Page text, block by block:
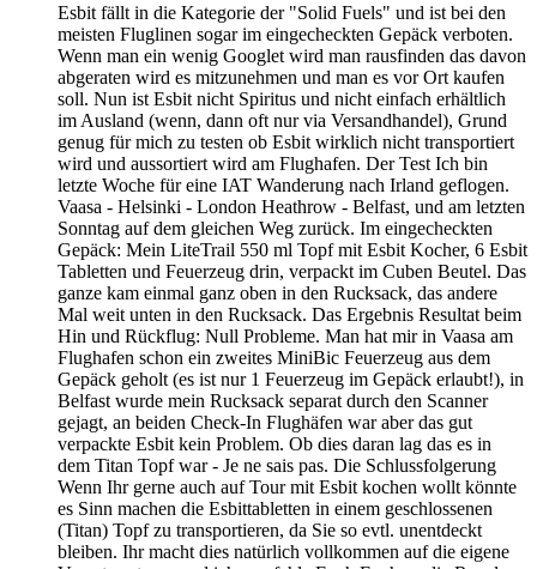
Esbit fällt in die Kategorie der "Solid Fuels" und ist bei den
meisten Fluglinen sogar im eingecheckten Gepäck verboten.
Wenn man ein wenig Googlet wird man rausfinden das davon
abgeraten wird es mitzunehmen und man es vor Ort kaufen
soll. Nun ist Esbit nicht Spiritus und nicht einfach erhältlich
im Ausland (wenn, dann oft nur via Versandhandel), Grund
genug für mich zu testen ob Esbit wirklich nicht transportiert
wird und aussortiert wird am Flughafen. Der Test Ich bin
letzte Woche für eine IAT Wanderung nach Irland geflogen.
Vaasa - Helsinki - London Heathrow - Belfast, und am letzten
Sonntag auf dem gleichen Weg zurück. Im eingecheckten
Gepäck: Mein LiteTrail 550 ml Topf mit Esbit Kocher, 6 Esbit
Tabletten und Feuerzeug drin, verpackt im Cuben Beutel. Das
ganze kam einmal ganz oben in den Rucksack, das andere
Mal weit unten in den Rucksack. Das Ergebnis Resultat beim
Hin und Rückflug: Null Probleme. Man hat mir in Vaasa am
Flughafen schon ein zweites MiniBic Feuerzeug aus dem
Gepäck geholt (es ist nur 1 Feuerzeug im Gepäck erlaubt!), in
Belfast wurde mein Rucksack separat durch den Scanner
gejagt, an beiden Check-In Flughäfen war aber das gut
verpackte Esbit kein Problem. Ob dies daran lag das es in
dem Titan Topf war - Je ne sais pas. Die Schlussfolgerung
Wenn Ihr gerne auch auf Tour mit Esbit kochen wollt könnte
es Sinn machen die Esbittabletten in einem geschlossenen
(Titan) Topf zu transportieren, da Sie so evtl. unentdeckt
bleiben. Ihr macht dies natürlich vollkommen auf die eigene